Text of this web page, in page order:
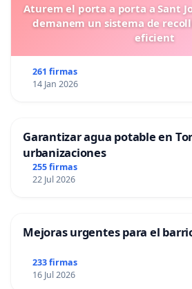
Aturem el porta a porta a Sant
demanem un sistema de
eficient
261 firmas
14 Jan 2026
Garantizar agua potable en
urbanizaciones
255 firmas
22 Jul 2026
Mejoras urgentes para el
233 firmas
16 Jul 2026